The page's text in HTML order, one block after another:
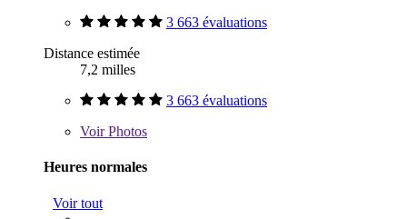
3 663 évaluations
Distance estimée
7,2 milles
3 663 évaluations
VoirPhotos
Heures normales
Voir tout